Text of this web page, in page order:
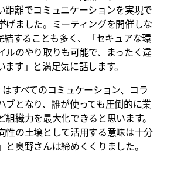
距離でコミュニケーションを実現で
げました。ミーティングを開催しな
結することも多く、「セキュアな環
ルのやり取りも可能で、まったく違
ます」と満足気に話します。
すべてのコミュケーション、コラ
ブとなり、誰が使っても圧倒的に業
織力を最大化できると思います。
性の土壌として活用する意味は十分
と奥野さんは締めくくりました。